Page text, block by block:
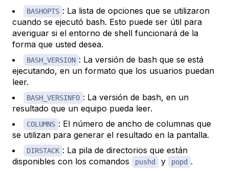
BASHOPTS : La lista de opciones que se utilizaron
cuando se ejecutó bash. Esto puede ser útil para
averiguar si el entorno de shell funcionará de la
forma que usted desea.
BASH_VERSION : La versión de bash que se está
ejecutando, en un formato que los usuarios puedan
leer.
BASH_VERSINFO : La versión de bash, en un
resultado que un equipo pueda leer.
COLUMNS : El número de ancho de columnas que
se utilizan para generar el resultado en la pantalla.
DIRSTACK : La pila de directorios que están
disponibles con los comandos
pushd y popd .